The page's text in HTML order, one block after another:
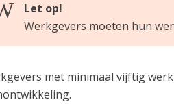
Let op!
Werkgevers moeten hun
met minimaal vijftig